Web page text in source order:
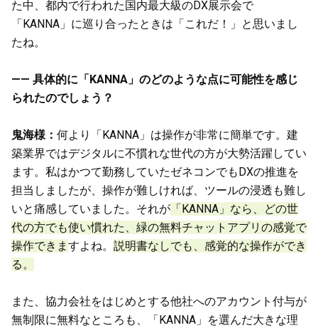
た中、都内で行われた国内最大級のDX展示会で
「KANNA」に巡り合ったときは「これだ！」と思いまし
たね。
—— 具体的に「KANNA」のどのような点に可能性を感じ
られたのでしょう？
鬼海様： 何より「KANNA」は操作が非常に簡単です。建
築業界ではデジタルに不慣れな世代の方が大勢活躍してい
ます。私はかつて勤務していたゼネコンでもDXの推進を
担当しましたが、操作が難しければ、ツールの浸透も難し
いと痛感していました。それが 「KANNA」なら、どの世
代の方でも使い慣れた、緑の無料チャットアプリの感覚で
操作できま すよね。 説明書なしでも、感覚的な操作ができ
る。
また、協力会社をはじめとする他社へのアカウント付与が
無制限に無料なところも、「KANNA」を選んだ大きな理